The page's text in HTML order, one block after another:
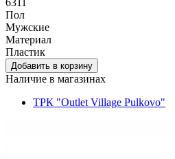
Пол
Мужские
Материал
Пластик
Наличие в магазинах
ТРК "Outlet Village Pulkovo"